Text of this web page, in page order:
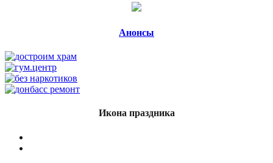
Анонсы
Икона праздника